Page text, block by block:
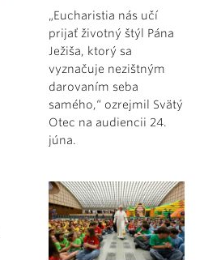
„Eucharistia nás učí
prijať životný štýl Pána
Ježiša, ktorý sa
vyznačuje nezištným
darovaním seba
samého,“ ozrejmil Svätý
Otec na audiencii 24.
júna.